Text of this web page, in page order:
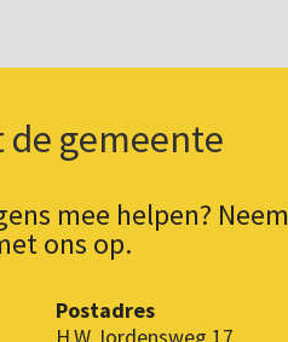
gemeente
mee helpen? Neem
ons op.
Postadres